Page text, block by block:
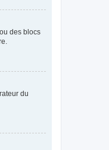
des blocs
du